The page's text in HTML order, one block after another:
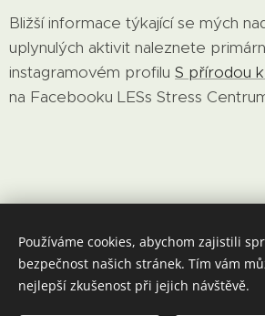
Bližší informace týkající se mých
uplynulých aktivit naleznete
instagramovém profilu S přírodou
na Facebooku LESs Stress
© 2022 Mgr. Johana
Používáme cookies, abychom zajistili
bezpečnost našich stránek. Tím vám
nejlepší zkušenost při jejich návštěvě.